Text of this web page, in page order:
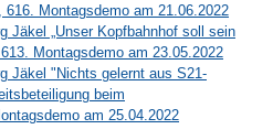
616. Montagsdemo am 21.06.2022
Jäkel „Unser Kopfbahnhof soll sein
Montagsdemo am 23.05.2022
Jäkel "Nichts gelernt aus S21-
beim
am 25.04.2022